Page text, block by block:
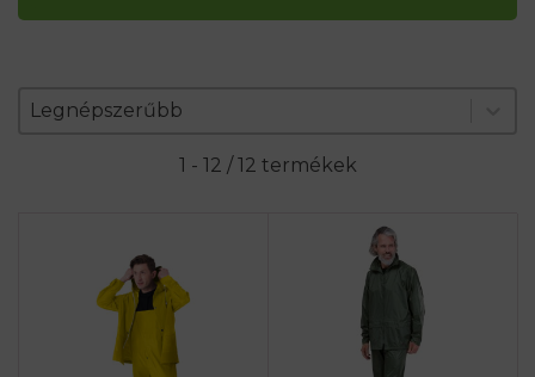
Zoradenie produktov
Sort content
Legnépszerűbb
Sort content
1 - 12 / 12 termékek